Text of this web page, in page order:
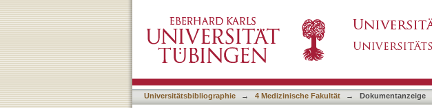
Cellular gene expression induced by
infected mothers
Universitätsbibliographie → 4 Medizinische Fakultät → Dokumentanzeige